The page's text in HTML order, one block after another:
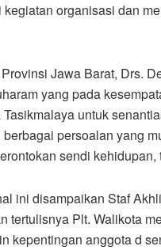
organisasi dan
Jawa Barat, Drs.
yang pada
untuk
persoalan yang
sendi
ini disampaikan Staf
tertulisnya Plt. Walikota
kepentingan anggota d